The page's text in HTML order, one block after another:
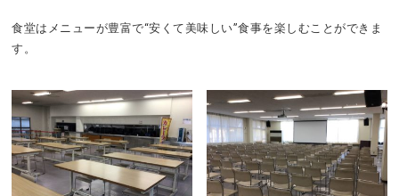
食堂はメニューが豊富で“安くて美味しい”食事を楽しむことができま
す。